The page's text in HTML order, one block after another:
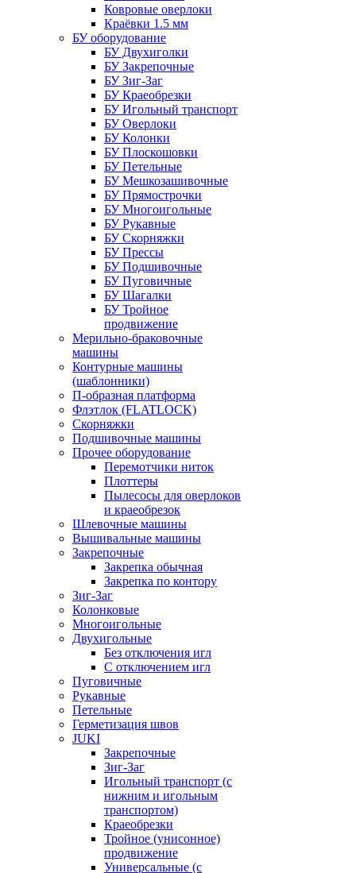
Ковровые оверлоки
Краёвки 1.5 мм
БУ оборудование
БУ Двухиголки
БУ Закрепочные
БУ Зиг-Заг
БУ Краеобрезки
БУ Игольный транспорт
БУ Оверлоки
БУ Колонки
БУ Плоскошовки
БУ Петельные
БУ Мешкозашивочные
БУ Прямострочки
БУ Многоигольные
БУ Рукавные
БУ Скорняжки
БУ Прессы
БУ Подшивочные
БУ Пуговичные
БУ Шагалки
БУ Тройное
продвижение
Мерильно-браковочные
машины
Контурные машины
(шаблонники)
П-образная платформа
Флэтлок (FLATLOCK)
Скорняжки
Подшивочные машины
Прочее оборудование
Перемотчики ниток
Плоттеры
Пылесосы для оверлоков
и краеобрезок
Шлевочные машины
Вышивальные машины
Закрепочные
Закрепка обычная
Закрепка по контору
Зиг-Заг
Колонковые
Многоигольные
Двухигольные
Без отключения игл
С отключением игл
Пуговичные
Рукавные
Петельные
Герметизация швов
JUKI
Закрепочные
Зиг-Заг
Игольный транспорт (с
нижним и игольным
транспортом)
Краеобрезки
Тройное (унисонное)
продвижение
Универсальные (с